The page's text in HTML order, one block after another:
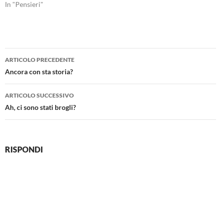
In "Pensieri"
Navigazione
articolo
ARTICOLO PRECEDENTE
Ancora con sta storia?
ARTICOLO SUCCESSIVO
Ah, ci sono stati brogli?
RISPONDI